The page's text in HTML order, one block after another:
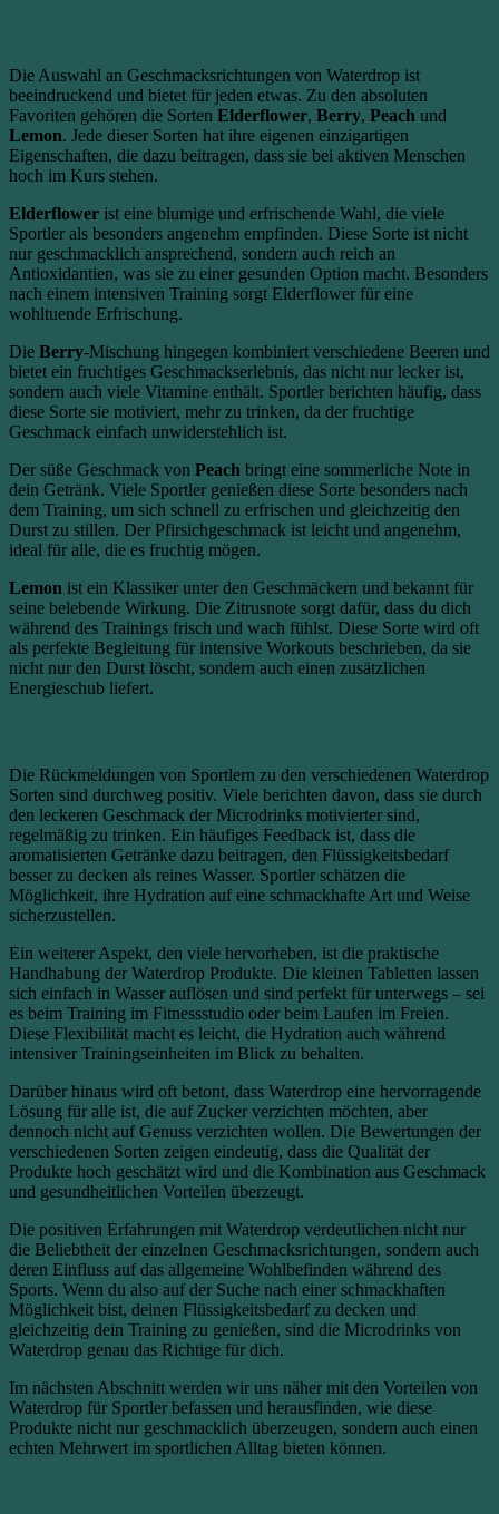
Die Auswahl an Geschmacksrichtungen von Waterdrop ist
beeindruckend und bietet für jeden etwas. Zu den absoluten
Favoriten gehören die Sorten Elderflower, Berry, Peach und
Lemon. Jede dieser Sorten hat ihre eigenen einzigartigen
Eigenschaften, die dazu beitragen, dass sie bei aktiven Menschen
hoch im Kurs stehen.
Elderflower ist eine blumige und erfrischende Wahl, die viele
Sportler als besonders angenehm empfinden. Diese Sorte ist nicht
nur geschmacklich ansprechend, sondern auch reich an
Antioxidantien, was sie zu einer gesunden Option macht. Besonders
nach einem intensiven Training sorgt Elderflower für eine
wohltuende Erfrischung.
Die Berry-Mischung hingegen kombiniert verschiedene Beeren und
bietet ein fruchtiges Geschmackserlebnis, das nicht nur lecker ist,
sondern auch viele Vitamine enthält. Sportler berichten häufig, dass
diese Sorte sie motiviert, mehr zu trinken, da der fruchtige
Geschmack einfach unwiderstehlich ist.
Der süße Geschmack von Peach bringt eine sommerliche Note in
dein Getränk. Viele Sportler genießen diese Sorte besonders nach
dem Training, um sich schnell zu erfrischen und gleichzeitig den
Durst zu stillen. Der Pfirsichgeschmack ist leicht und angenehm,
ideal für alle, die es fruchtig mögen.
Lemon ist ein Klassiker unter den Geschmäckern und bekannt für
seine belebende Wirkung. Die Zitrusnote sorgt dafür, dass du dich
während des Trainings frisch und wach fühlst. Diese Sorte wird oft
als perfekte Begleitung für intensive Workouts beschrieben, da sie
nicht nur den Durst löscht, sondern auch einen zusätzlichen
Energieschub liefert.
Die Rückmeldungen von Sportlern zu den verschiedenen Waterdrop
Sorten sind durchweg positiv. Viele berichten davon, dass sie durch
den leckeren Geschmack der Microdrinks motivierter sind,
regelmäßig zu trinken. Ein häufiges Feedback ist, dass die
aromatisierten Getränke dazu beitragen, den Flüssigkeitsbedarf
besser zu decken als reines Wasser. Sportler schätzen die
Möglichkeit, ihre Hydration auf eine schmackhafte Art und Weise
sicherzustellen.
Ein weiterer Aspekt, den viele hervorheben, ist die praktische
Handhabung der Waterdrop Produkte. Die kleinen Tabletten lassen
sich einfach in Wasser auflösen und sind perfekt für unterwegs – sei
es beim Training im Fitnessstudio oder beim Laufen im Freien.
Diese Flexibilität macht es leicht, die Hydration auch während
intensiver Trainingseinheiten im Blick zu behalten.
Darüber hinaus wird oft betont, dass Waterdrop eine hervorragende
Lösung für alle ist, die auf Zucker verzichten möchten, aber
dennoch nicht auf Genuss verzichten wollen. Die Bewertungen der
verschiedenen Sorten zeigen eindeutig, dass die Qualität der
Produkte hoch geschätzt wird und die Kombination aus Geschmack
und gesundheitlichen Vorteilen überzeugt.
Die positiven Erfahrungen mit Waterdrop verdeutlichen nicht nur
die Beliebtheit der einzelnen Geschmacksrichtungen, sondern auch
deren Einfluss auf das allgemeine Wohlbefinden während des
Sports. Wenn du also auf der Suche nach einer schmackhaften
Möglichkeit bist, deinen Flüssigkeitsbedarf zu decken und
gleichzeitig dein Training zu genießen, sind die Microdrinks von
Waterdrop genau das Richtige für dich.
Im nächsten Abschnitt werden wir uns näher mit den Vorteilen von
Waterdrop für Sportler befassen und herausfinden, wie diese
Produkte nicht nur geschmacklich überzeugen, sondern auch einen
echten Mehrwert im sportlichen Alltag bieten können.